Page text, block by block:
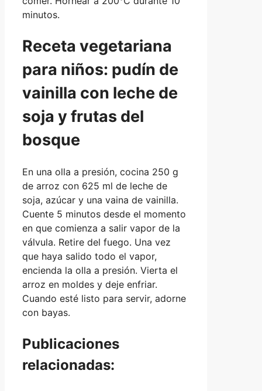
minutos.
Receta vegetariana
para niños: pudín de
vainilla con leche de
soja y frutas del
bosque
En una olla a presión, cocina 250 g
de arroz con 625 ml de leche de
soja, azúcar y una vaina de vainilla.
Cuente 5 minutos desde el momento
en que comienza a salir vapor de la
válvula. Retire del fuego. Una vez
que haya salido todo el vapor,
encienda la olla a presión. Vierta el
arroz en moldes y deje enfriar.
Cuando esté listo para servir, adorne
con bayas.
Publicaciones
relacionadas: